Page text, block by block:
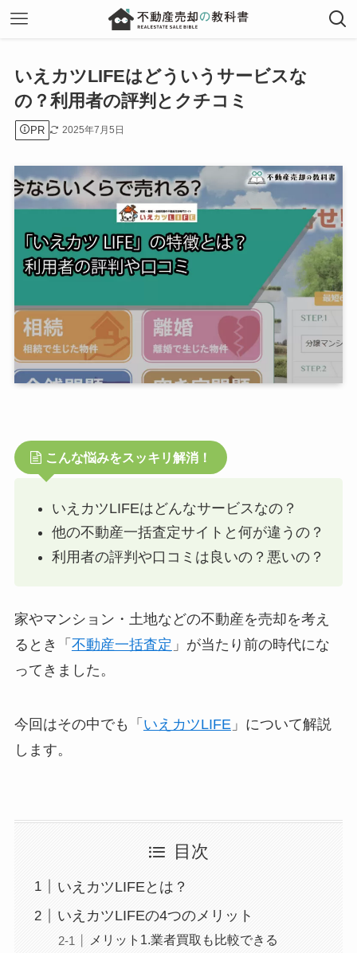
いえカツLIFEはどういうサービスな
の？利用者の評判とクチコミ
PR 2025年7月5日
こんな悩みをスッキリ解消！
いえカツLIFEはどんなサービスなの？
他の不動産一括査定サイトと何が違うの？
利用者の評判や口コミは良いの？悪いの？
家やマンション・土地などの不動産を売却を考え
るとき「 不動産一括査定 」が当たり前の時代にな
ってきました。
今回はその中でも「 いえカツLIFE 」について解説
します。
目次
いえカツLIFEとは？
いえカツLIFEの4つのメリット
メリット1.業者買取も比較できる